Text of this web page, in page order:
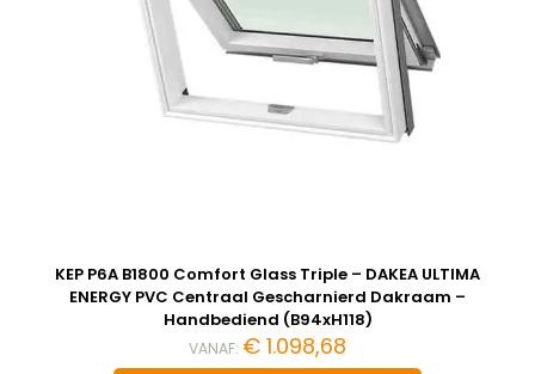
KEP P6A B1800 Comfort Glass Triple – DAKEA ULTIMA
ENERGY PVC Centraal Gescharnierd Dakraam –
Handbediend (B94xH118)
VANAF: € 1.098,68